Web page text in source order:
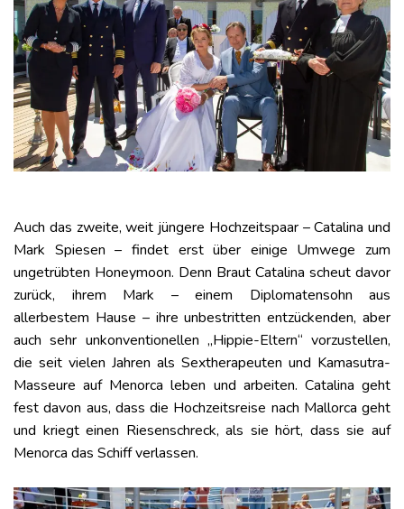
Auch das zweite, weit jüngere Hochzeitspaar – Catalina und
Mark Spiesen – findet erst über einige Umwege zum
ungetrübten Honeymoon. Denn Braut Catalina scheut davor
zurück, ihrem Mark – einem Diplomatensohn aus
allerbestem Hause – ihre unbestritten entzückenden, aber
auch sehr unkonventionellen „Hippie-Eltern“ vorzustellen,
die seit vielen Jahren als Sextherapeuten und Kamasutra-
Masseure auf Menorca leben und arbeiten. Catalina geht
fest davon aus, dass die Hochzeitsreise nach Mallorca geht
und kriegt einen Riesenschreck, als sie hört, dass sie auf
Menorca das Schiff verlassen.